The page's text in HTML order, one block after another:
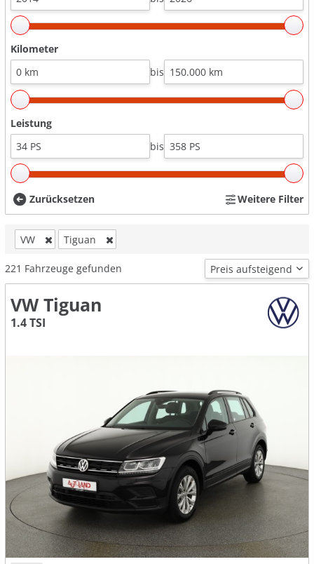
Kilometer
bis
Leistung
bis
Zurücksetzen Weitere Filter
VW Tiguan
221 Fahrzeuge gefunden
VW Tiguan
1.4 TSI